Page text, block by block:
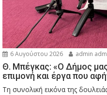
6 Αυγούστου 2026 admin
Θ. Μπέγκας: «Ο Δήμος
επιμονή και έργα που
Τη συνολική εικόνα της